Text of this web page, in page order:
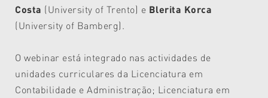
Costa (University of Trento) e Blerita Korca
(University of Bamberg).
O webinar está integrado nas actividades de
unidades curriculares da Licenciatura em
Contabilidade e Administração; Licenciatura em